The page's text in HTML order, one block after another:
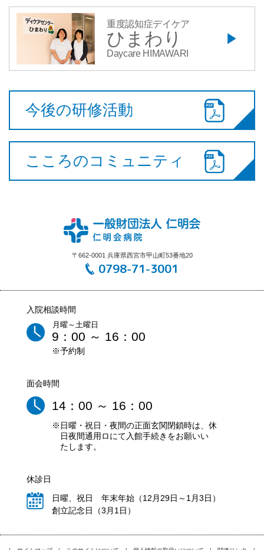
重度認知症デイケア
ひまわり
Daycare HIMAWARI
今後の研修活動
こころのコミュニティ
〒662-0001 兵庫県西宮市甲山町53番地20
0798-71-3001
入院相談時間
月曜～土曜日
9：00 ～ 16：00
※予約制
面会時間
14：00 ～ 16：00
※日曜・祝日・夜間の正面玄関閉鎖時は、休
日夜間通用ロにて入館手続きをお願いい
たします。
休診日
日曜、祝日 年末年始（12月29日～1月3日）
創立記念日（3月1日）